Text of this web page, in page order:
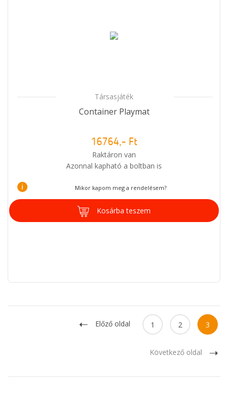
Társasjáték
Container Playmat
16764,- Ft
Raktáron van
Azonnal kapható a boltban is
i Mikor kapom meg a rendelésem?
Kosárba teszem
Előző oldal 1 2 3
Következő oldal